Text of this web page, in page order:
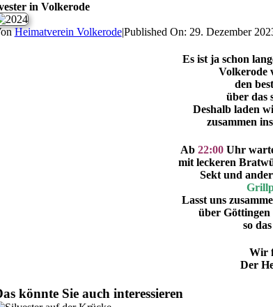
in Volkerode
Heimatverein Volkerode|Published On: 29. Dezember
Es ist ja schon
Volkerode
den
über das
Deshalb laden
zusammen
Ab 22:00Uhr
mit leckeren
Sekt und
Lasst uns
über Göttingen
so
Wir
Der
könnte Sie auch interessieren